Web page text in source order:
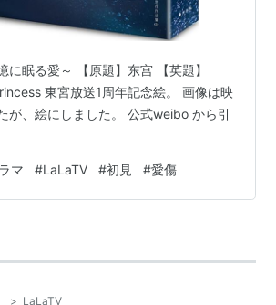
に眠る愛～ 【原題】东宫 【英題】
東宮放送1周年記念絵。 画像は映
が、絵にしました。 公式weibo から引
マ #LaLaTV #初見 #愛傷
> LaLaTV